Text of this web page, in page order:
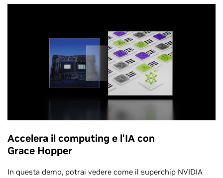
Accelera il computing e l'IA con
Grace Hopper
In questa demo, potrai vedere come il superchip NVIDIA